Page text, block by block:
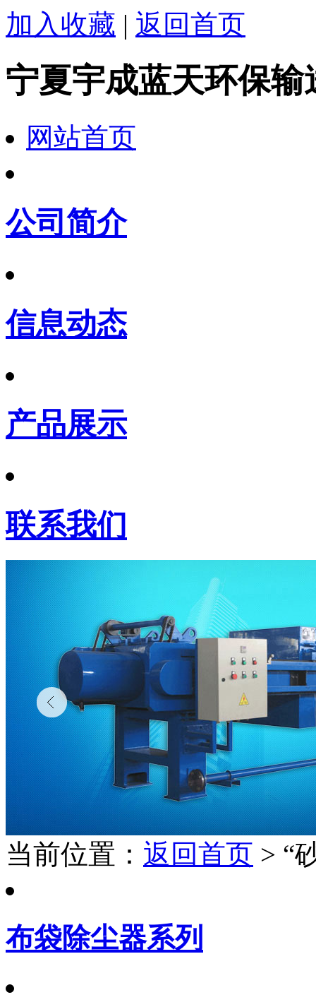
加入收藏 | 返回首页
宁夏宇成蓝天环保
网站首页
公司简介
信息动态
产品展示
联系我们
当前位置： 返回首页 > “
布袋除尘器系列